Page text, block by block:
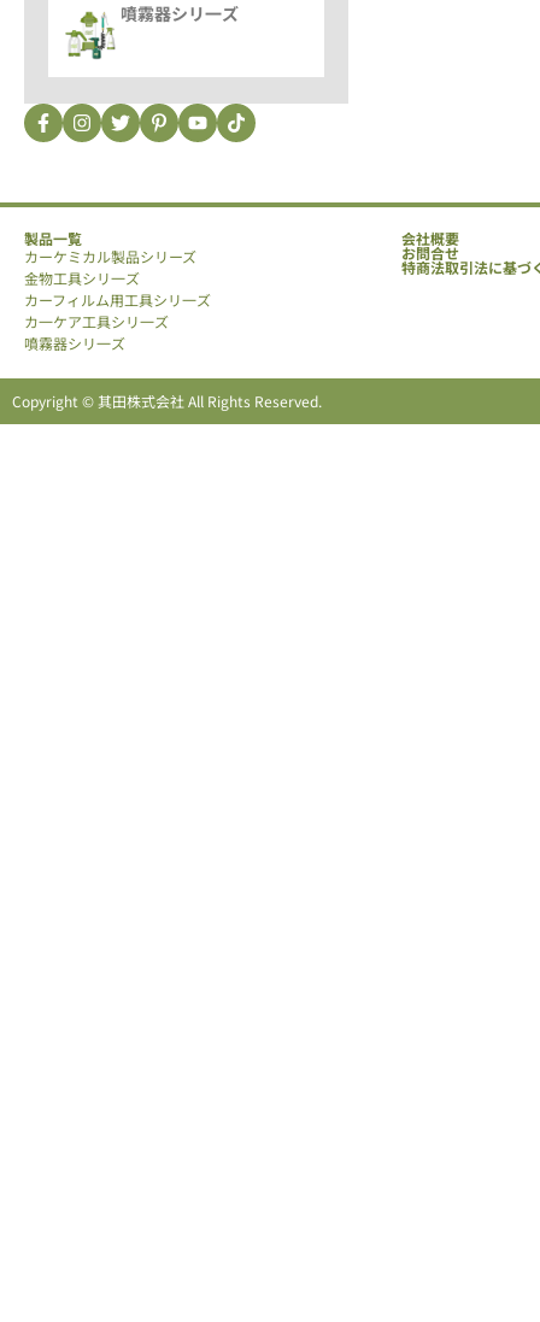
噴霧器シリ一ズ
製品一覧
カーケミカル製品シリーズ
金物工具シリ一ズ
カーフィルム用工具シリ一ズ
カ一ケア工具シリ一ズ
噴霧器シリ一ズ
会社概要
お問合せ
特商法取引法に基づ
Copyright © 其田株式会社 All Rights Reserved.